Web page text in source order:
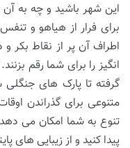
این شهر باشید و چه به آن
برای فرار از هیاهو و
اطراف آن پر از نقاط بکر
انگیز را برای شما رقم
گرفته تا پارک های
متنوعی برای گذراندن
تنوع به شما امکان می
پیدا کنید و از زیبایی های